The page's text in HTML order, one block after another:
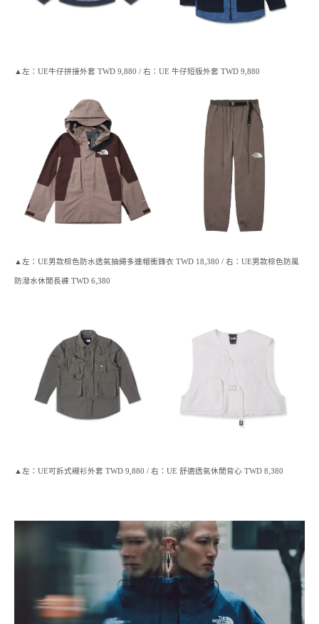
▲左：UE牛仔拼接外套 TWD 9,880 / 右：UE 牛仔短版外套 TWD 9,880
▲左：UE男款棕色防水透氣抽繩多連帽衝鋒衣 TWD 18,380 / 右：UE男款棕色防風
防潑水休閒長褲 TWD 6,380
▲左：UE可拆式襯衫外套 TWD 9,880 / 右：UE 舒適透氣休閒背心 TWD 8,380